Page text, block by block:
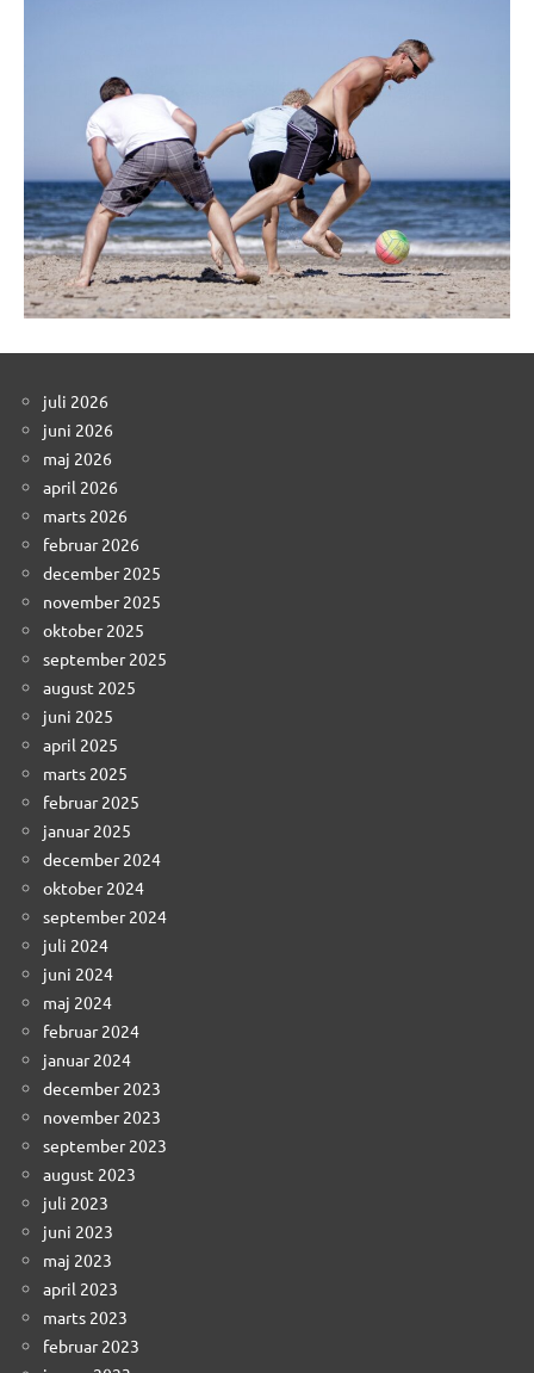
juli 2026
juni 2026
maj 2026
april 2026
marts 2026
februar 2026
december 2025
november 2025
oktober 2025
september 2025
august 2025
juni 2025
april 2025
marts 2025
februar 2025
januar 2025
december 2024
oktober 2024
september 2024
juli 2024
juni 2024
maj 2024
februar 2024
januar 2024
december 2023
november 2023
september 2023
august 2023
juli 2023
juni 2023
maj 2023
april 2023
marts 2023
februar 2023